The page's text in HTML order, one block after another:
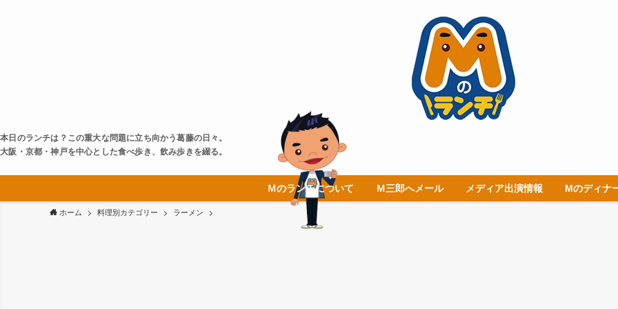
本日のランチは？この重大な問題に立ち向かう葛藤の日々。
大阪・京都・神戸を中心とした食べ歩き、飲み歩きを綴る。
Ｍのランチについて Ｍ三郎へメール メディア出演情報 Mのディナ
ホーム 料理別カテゴリー ラーメン